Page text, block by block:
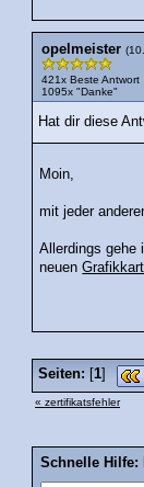
opelmeister
421x Beste Antwort
1095x "Danke"
Hat dir diese
Moin,
mit jeder
Allerdings gehe
neuen
Seiten: [1]
« zertifikatsfehler
Schnelle Hilfe: